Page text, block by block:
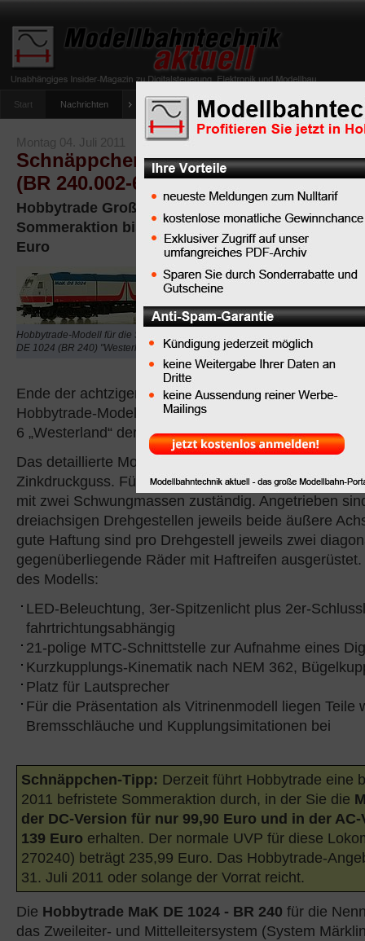
Start Nachrichten Tipps Newsletter Archiv Magazin
umfrage-viessmann-multiprotokoll-lichtdecoder
Montag 04. Juli 2011
Schnäppchen-Alarm: Hobbytrade
(BR 240.002-6) in H0 jetzt besonders
Hobbytrade Großdiesellok-Modell der "MaK DE
Sommeraktion bis Ende Juli zum Super-
Euro
Hobbytrade-Modell für die Spur H0: Mak
DE 1024 (BR 240) "Westerland"
Der dänische
Modellbahn-
Hersteller
Hobbytrade
bietet mit dem H0-
1024
Ende der achtziger Jahre als Prototyp von MaK
Hobbytrade-Modell der Lok stellt den
6 „Westerland“ der DB in Epoche V dar.
Das detaillierte Modell basiert auf einem Chassis
Zinkdruckguss. Für den Antrieb ist ein fünfpoliger
mit zwei Schwungmassen zuständig. Angetrieben
dreiachsigen Drehgestellen jeweils beide äußere
gute Haftung sind pro Drehgestell jeweils zwei
gegenüberliegende Räder mit Haftreifen
des Modells:
LED-Beleuchtung, 3er-Spitzenlicht plus 2er-
fahrtrichtungsabhängig
21-polige MTC-Schnittstelle zur Aufnahme eines
Kurzkupplungs-Kinematik nach NEM 362,
Platz für Lautsprecher
Für die Präsentation als Vitrinenmodell liegen Teile
Bremsschläuche und Kupplungsimitationen bei
Schnäppchen-Tipp: Derzeit führt Hobbytrade eine
2011 befristete Sommeraktion durch, in der Sie die
der DC-Version für nur 99,90 Euro und in der
139 Euro erhalten. Der normale UVP für diese
270240) beträgt 235,99 Euro. Das Hobbytrade-
31. Juli 2011 oder solange der Vorrat reicht.
Die Hobbytrade MaK DE 1024 - BR 240 für die
das Zweileiter- und Mittelleitersystem (System